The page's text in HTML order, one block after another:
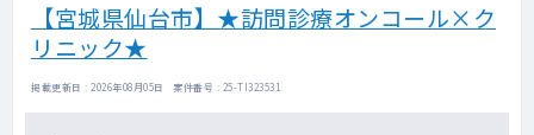
【宮城県仙台市】★訪問診療オンコール×ク
リニック★
掲載更新日 : 2026年08月05日 案件番号 : 25-TI323531